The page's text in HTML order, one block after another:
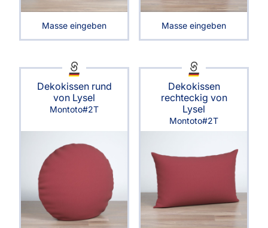
Masse eingeben Masse eingeben
Dekokissen rund
von Lysel
Montoto#2T
Dekokissen
rechteckig von
Lysel
Montoto#2T